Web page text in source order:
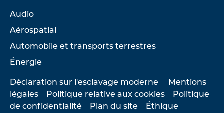
Audio
Aérospatial
Automobile et transports terrestres
Énergie
Déclaration sur l'esclavage moderne
Mentions
légales
Politique relative aux cookies
Politique
de confidentialité
Plan du site
Éthique